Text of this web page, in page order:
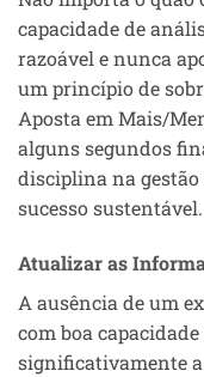
capacidade de
razoável e nunca
um princípio de
Aposta em Mais/
alguns segundos
disciplina na gestão
sucesso sustentável.
Atualizar as
A ausência de um
com boa
significativamente a